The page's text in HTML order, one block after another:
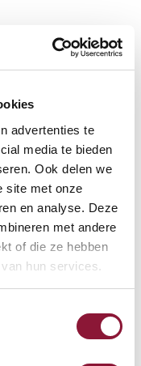
advertenties te
media te bieden
Ook delen we
site met onze
en analyse. Deze
met andere
of die ze hebben
hun services.
je werkplek compleet
offerte aan.